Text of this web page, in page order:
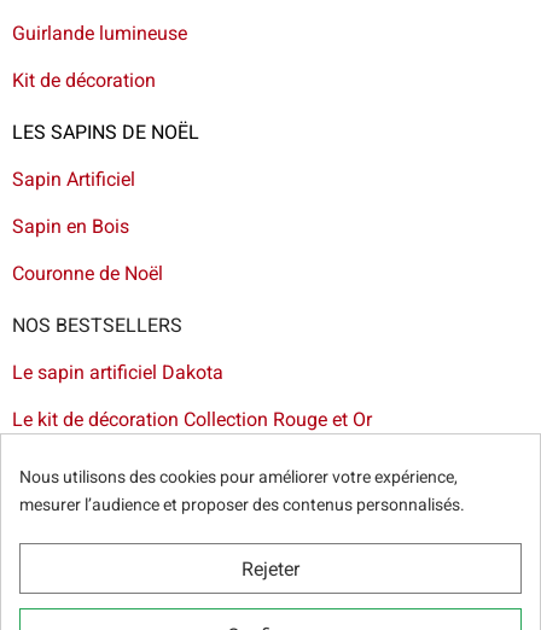
Guirlande lumineuse
Kit de décoration
LES SAPINS DE NOËL
Sapin Artificiel
Sapin en Bois
Couronne de Noël
NOS BESTSELLERS
Le sapin artificiel Dakota
Le kit de décoration Collection Rouge et Or
Le sapin artificiel floqué blanc
Le sapin artificiel Bogota
-Livraison de sapin artificiel à
Paris-Livraison de votre sapin à Nantes-Livraison de
sapin artificiel à Bordeaux
Nous utilisons des cookies pour améliorer votre expérience,
mesurer l’audience et proposer des contenus personnalisés.
Rejeter